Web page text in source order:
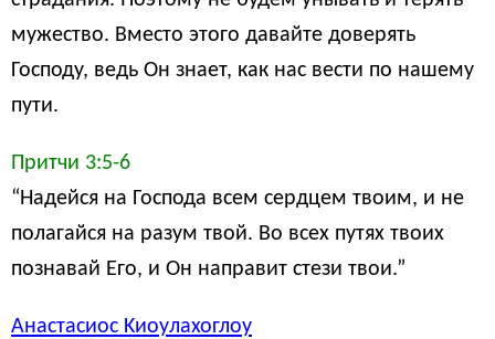
мужество. Вместо этого давайте доверять
Господу, ведь Он знает, как нас вести по нашему
пути.
Притчи 3:5-6
“Надейся на Господа всем сердцем твоим, и не
полагайся на разум твой. Во всех путях твоих
познавай Его, и Он направит стези твои.”
Анастасиос Kиoyлaxoглoy